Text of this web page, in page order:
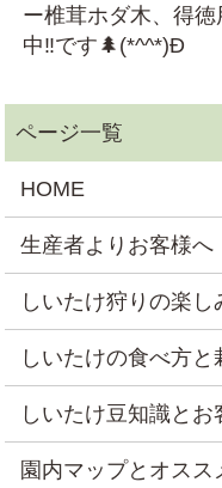
ー椎茸ホダ木、得
中‼です🌲(*^^*)Ð
HOME
生産者よりお客様へ
しいたけ狩りの楽し
しいたけの食べ方と
しいたけ豆知識とお
園内マップとオスス